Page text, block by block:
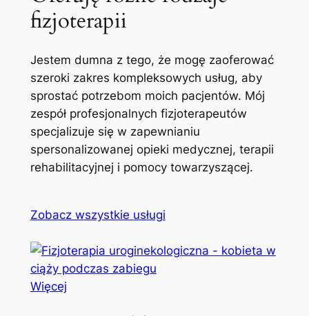
fizjoterapii
Jestem dumna z tego, że mogę zaoferować
szeroki zakres kompleksowych usług, aby
sprostać potrzebom moich pacjentów. Mój
zespół profesjonalnych fizjoterapeutów
specjalizuje się w zapewnianiu
spersonalizowanej opieki medycznej, terapii
rehabilitacyjnej i pomocy towarzyszącej.
Zobacz wszystkie usługi
Więcej